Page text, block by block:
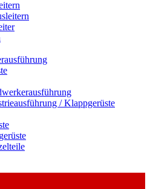
/ Klappgerüste